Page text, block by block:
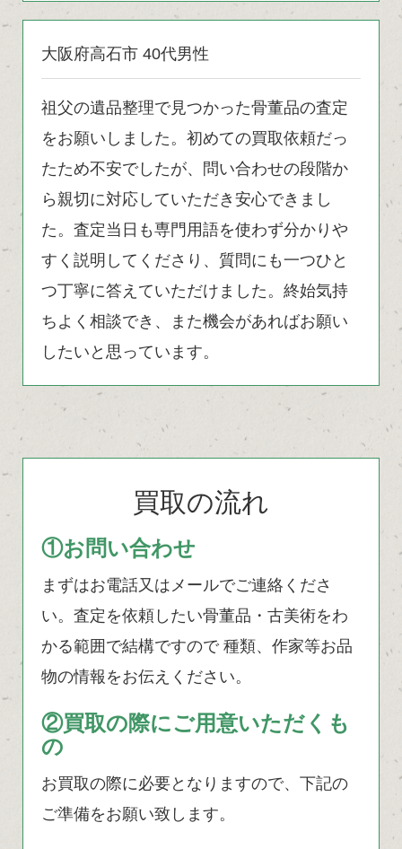
大阪府高石市 40代男性
祖父の遺品整理で見つかった骨董品の査定
をお願いしました。初めての買取依頼だっ
たため不安でしたが、問い合わせの段階か
ら親切に対応していただき安心できまし
た。査定当日も専門用語を使わず分かりや
すく説明してくださり、質問にも一つひと
つ丁寧に答えていただけました。終始気持
ちよく相談でき、また機会があればお願い
したいと思っています。
買取の流れ
①お問い合わせ
まずはお電話又はメールでご連絡くださ
い。査定を依頼したい骨董品・古美術をわ
かる範囲で結構ですので 種類、作家等お品
物の情報をお伝えください。
②買取の際にご用意いただくも
の
お買取の際に必要となりますので、下記の
ご準備をお願い致します。